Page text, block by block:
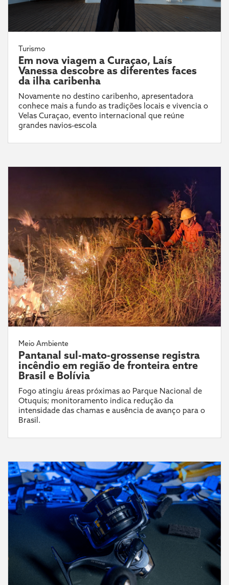
Turismo
Em nova viagem a Curaçao, Laís
Vanessa descobre as diferentes faces
da ilha caribenha
Novamente no destino caribenho, apresentadora
conhece mais a fundo as tradições locais e vivencia o
Velas Curaçao, evento internacional que reúne
grandes navios-escola
Meio Ambiente
Pantanal sul-mato-grossense registra
incêndio em região de fronteira entre
Brasil e Bolívia
Fogo atingiu áreas próximas ao Parque Nacional de
Otuquis; monitoramento indica redução da
intensidade das chamas e ausência de avanço para o
Brasil.